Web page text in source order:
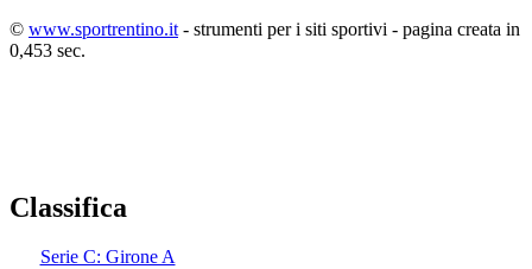
© www.sportrentino.it - strumenti per i siti sportivi - pagina creata in
0,453 sec.
Classifica
Serie C: Girone A